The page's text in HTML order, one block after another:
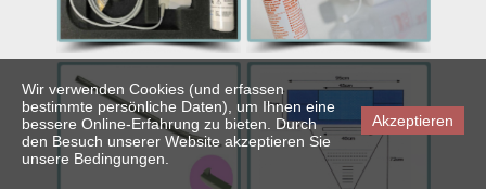
Wir verwenden Cookies (und erfassen
bestimmte persönliche Daten), um Ihnen eine
bessere Online-Erfahrung zu bieten. Durch
den Besuch unserer Website akzeptieren Sie
unsere Bedingungen.
Akzeptieren